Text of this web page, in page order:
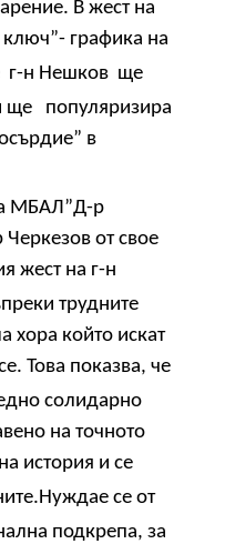
В жест на
графика на
г-н Нешков ще
ще
популяризира
в
МБАЛ”Д-р
от свое
жест на г-н
трудните
хора който искат
Това показва, че
солидарно
на точното
история и се
се от
подкрепа, за